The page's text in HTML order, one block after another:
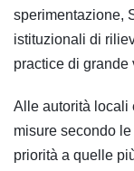
sperimentazione,
istituzionali di
practice di grande
Alle autorità locali
misure secondo
priorità a quelle